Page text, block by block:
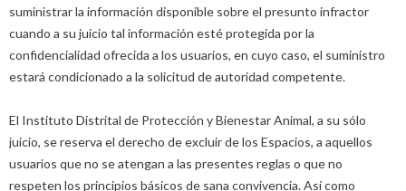
suministrar la información disponible sobre el presunto infractor
cuando a su juicio tal información esté protegida por la
confidencialidad ofrecida a los usuarios, en cuyo caso, el suministro
estará condicionado a la solicitud de autoridad competente.
El Instituto Distrital de Protección y Bienestar Animal, a su sólo
juicio, se reserva el derecho de excluir de los Espacios, a aquellos
usuarios que no se atengan a las presentes reglas o que no
respeten los principios básicos de sana convivencia. Así como